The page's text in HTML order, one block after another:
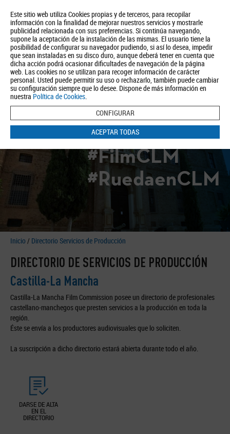
Este sitio web utiliza Cookies propias y de terceros, para recopilar
información con la finalidad de mejorar nuestros servicios y mostrarle
publicidad relacionada con sus preferencias. Si continúa navegando,
supone la aceptación de la instalación de las mismas. El usuario tiene la
posibilidad de configurar su navegador pudiendo, si así lo desea, impedir
que sean instaladas en su disco duro, aunque deberá tener en cuenta que
dicha acción podrá ocasionar dificultades de navegación de la página
web. Las cookies no se utilizan para recoger información de carácter
personal. Usted puede permitir su uso o rechazarlo, también puede cambiar
su configuración siempre que lo desee. Dispone de más información en
nuestra Política de Cookies.
CONFIGURAR
ACEPTAR TODAS
Quiénes somos Turismo Política de Privacidad Aviso Legal
Política de Cookies
BUSCAR
#FilmCLM
#RuedaenCLM
Inicio / Directorio Servicios de Producción
DIRECTORIO DE SERVICIOS DE PRODUCCIÓN
Castilla-La Mancha
Castilla-La Mancha Film Commission posee un directorio de profesionales
castellano-manchegos que presten servicios a la producción en toda la
región.
Éste se envía a los productores audiovisuales que lo soliciten.
La suscripción a dicho directorio estará abierta durante todo el año.
DARSE DE ALTA
EN EL
DIRECTORIO